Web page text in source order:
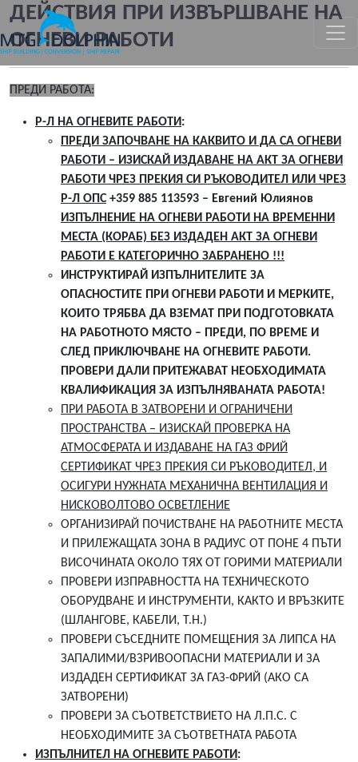
MTG DOLPHIN
ДЕЙСТВИЯ ПРИ ИЗВЪРШВАНЕ НА
ОГНЕВИ РАБОТИ
ПРЕДИ РАБОТА:
Р-Л НА ОГНЕВИТЕ РАБОТИ:
ПРЕДИ ЗАПОЧВАНЕ НА КАКВИТО И ДА СА ОГНЕВИ
РАБОТИ – ИЗИСКАЙ ИЗДАВАНЕ НА АКТ ЗА ОГНЕВИ
РАБОТИ ЧРЕЗ ПРЕКИЯ СИ РЪКОВОДИТЕЛ ИЛИ ЧРЕЗ
Р-Л ОПС +359 885 113593 – Евгений Юлиянов
ИЗПЪЛНЕНИЕ НА ОГНЕВИ РАБОТИ НА ВРЕМЕННИ
МЕСТА (КОРАБ) БЕЗ ИЗДАДЕН АКТ ЗА ОГНЕВИ
РАБОТИ Е КАТЕГОРИЧНО ЗАБРАНЕНО !!!
ИНСТРУКТИРАЙ ИЗПЪЛНИТЕЛИТЕ ЗА
ОПАСНОСТИТЕ ПРИ ОГНЕВИ РАБОТИ И МЕРКИТЕ,
КОИТО ТРЯБВА ДА ВЗЕМАТ ПРИ ПОДГОТОВКАТА
НА РАБОТНОТО МЯСТО – ПРЕДИ, ПО ВРЕМЕ И
СЛЕД ПРИКЛЮЧВАНЕ НА ОГНЕВИТЕ РАБОТИ.
ПРОВЕРИ ДАЛИ ПРИТЕЖАВАТ НЕОБХОДИМАТА
КВАЛИФИКАЦИЯ ЗА ИЗПЪЛНЯВАНАТА РАБОТА!
ПРИ РАБОТА В ЗАТВОРЕНИ И ОГРАНИЧЕНИ
ПРОСТРАНСТВА – ИЗИСКАЙ ПРОВЕРКА НА
АТМОСФЕРАТА И ИЗДАВАНЕ НА ГАЗ ФРИЙ
СЕРТИФИКАТ ЧРЕЗ ПРЕКИЯ СИ РЪКОВОДИТЕЛ, И
ОСИГУРИ НУЖНАТА МЕХАНИЧНА ВЕНТИЛАЦИЯ И
НИСКОВОЛТОВО ОСВЕТЛЕНИЕ
ОРГАНИЗИРАЙ ПОЧИСТВАНЕ НА РАБОТНИТЕ МЕСТА
И ПРИЛЕЖАЩАТА ЗОНА В РАДИУС ОТ ПОНЕ 4 ПЪТИ
ВИСОЧИНАТА ОКОЛО ТЯХ ОТ ГОРИМИ МАТЕРИАЛИ
ПРОВЕРИ ИЗПРАВНОСТТА НА ТЕХНИЧЕСКОТО
ОБОРУДВАНЕ И ИНСТРУМЕНТИ, КАКТО И ВРЪЗКИТЕ
(ШЛАНГОВЕ, КАБЕЛИ, Т.Н.)
ПРОВЕРИ СЪСЕДНИТЕ ПОМЕЩЕНИЯ ЗА ЛИПСА НА
ЗАПАЛИМИ/ВЗРИВООПАСНИ МАТЕРИАЛИ И ЗА
ИЗДАДЕН СЕРТИФИКАТ ЗА ГАЗ-ФРИЙ (АКО СА
ЗАТВОРЕНИ)
ПРОВЕРИ ЗА СЪОТВЕТСТВИЕТО НА Л.П.С. С
НЕОБХОДИМИТЕ ЗА СЪОТВЕТНАТА РАБОТА
ИЗПЪЛНИТЕЛ НА ОГНЕВИТЕ РАБОТИ: